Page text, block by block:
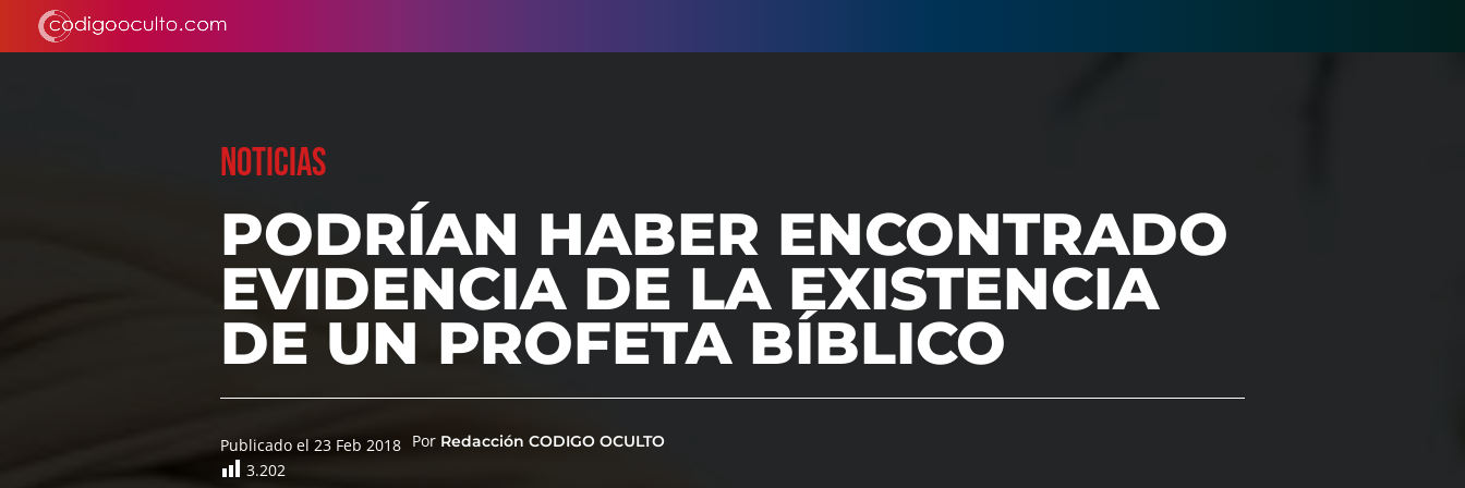
NOTICIAS
PODRÍAN HABER ENCONTRADO
EVIDENCIA DE LA EXISTENCIA
DE UN PROFETA BÍBLICO
Publicado el 23 Feb 2018 Por Redacción CODIGO OCULTO
3.202